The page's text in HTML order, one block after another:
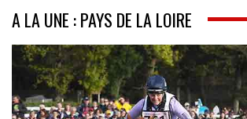
A LA UNE : PAYS DE LA LOIRE